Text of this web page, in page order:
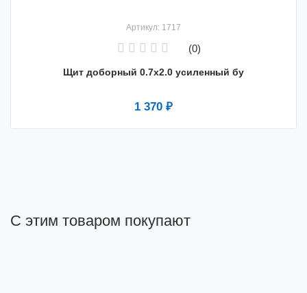
Артикул: 1717
(0)
Щит доборный 0.7х2.0 усиленный бу
1 370 ₽
С этим товаром покупают